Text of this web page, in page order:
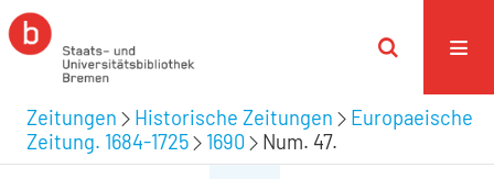
Zeitungen Historische Zeitungen
Europaeische
Zeitung. 1684-1725
1690 Num. 47.